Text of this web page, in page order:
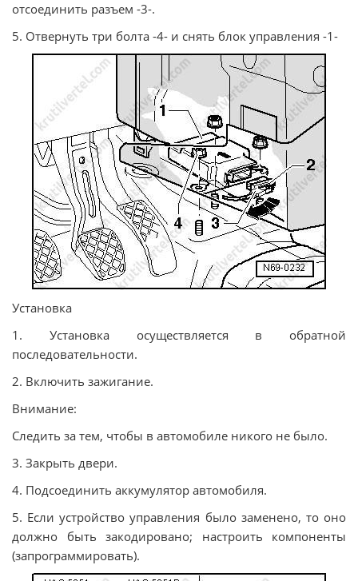
отсоединить разъем -3-.
5. Отвернуть три болта -4- и снять блок управления -1-
Установка
1. Установка осуществляется в обратной
последовательности.
2. Включить зажигание.
Внимание:
Следить за тем, чтобы в автомобиле никого не было.
3. Закрыть двери.
4. Подсоединить аккумулятор автомобиля.
5. Если устройство управления было заменено, то оно
должно быть закодировано; настроить компоненты
(запрограммировать).